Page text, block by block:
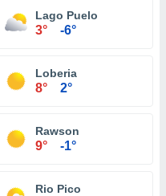
Lago Puelo
3° -6°
Loberia
8° 2°
Rawson
9° -1°
Rio Pico